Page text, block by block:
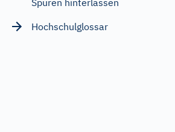
Spuren hinterlassen
Hochschulglossar